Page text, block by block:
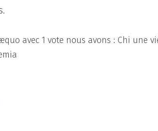
avec 1 vote nous avons : Chi une